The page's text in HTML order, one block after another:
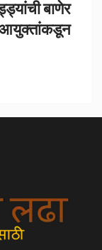
बाणेर
आयुक्तांकडून